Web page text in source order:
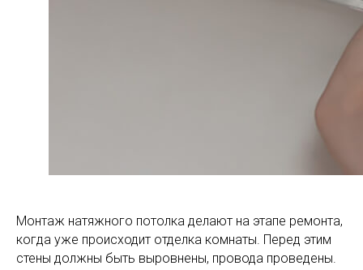
Монтаж натяжного потолка делают на этапе ремонта,
когда уже происходит отделка комнаты. Перед этим
стены должны быть выровнены, провода проведены.